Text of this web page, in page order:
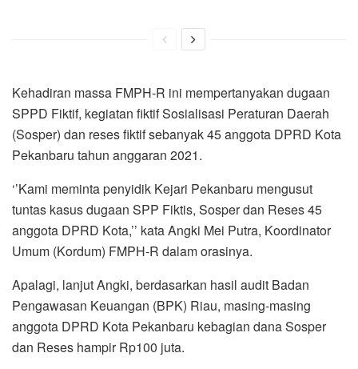
Kehadiran massa FMPH-R ini mempertanyakan dugaan
SPPD Fiktif, kegiatan fiktif Sosialisasi Peraturan Daerah
(Sosper) dan reses fiktif sebanyak 45 anggota DPRD Kota
Pekanbaru tahun anggaran 2021.
‘’Kami meminta penyidik Kejari Pekanbaru mengusut
tuntas kasus dugaan SPP Fiktis, Sosper dan Reses 45
anggota DPRD Kota,’’ kata Angki Mei Putra, Koordinator
Umum (Kordum) FMPH-R dalam orasinya.
Apalagi, lanjut Angki, berdasarkan hasil audit Badan
Pengawasan Keuangan (BPK) Riau, masing-masing
anggota DPRD Kota Pekanbaru kebagian dana Sosper
dan Reses hampir Rp100 juta.